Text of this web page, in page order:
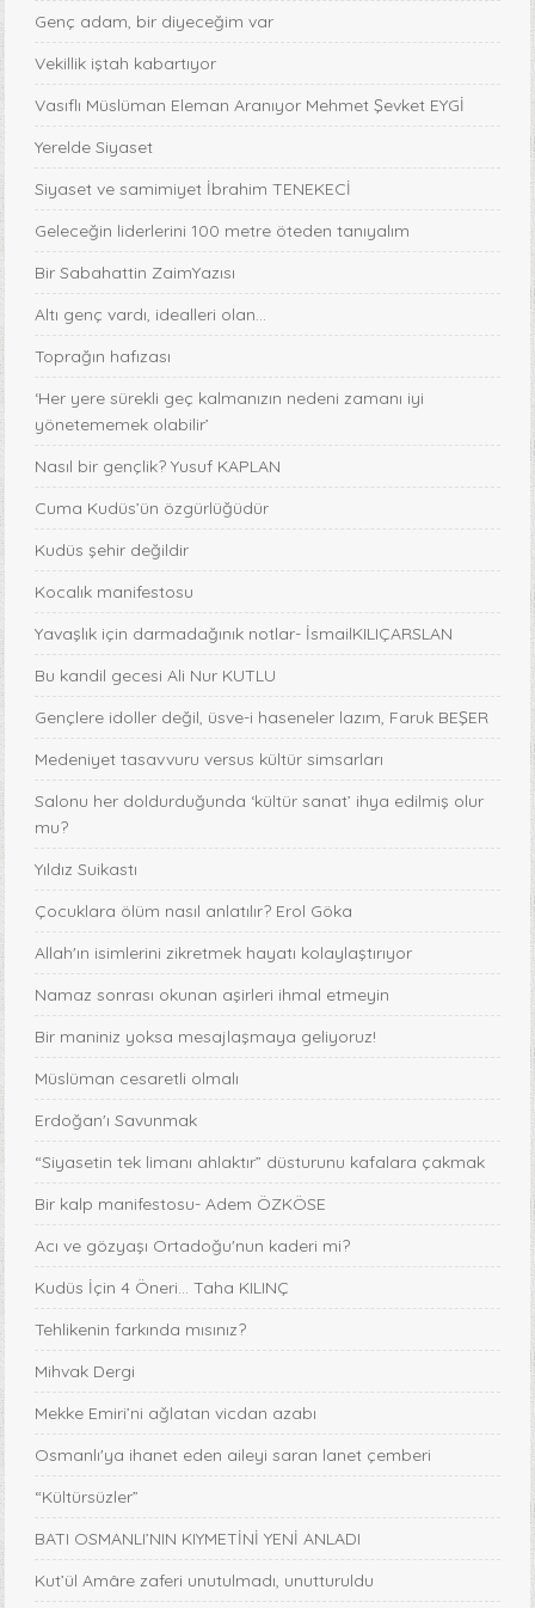
Genç adam, bir diyeceğim var
Vekillik iştah kabartıyor
Vasıflı Müslüman Eleman Aranıyor Mehmet Şevket EYGİ
Yerelde Siyaset
Siyaset ve samimiyet İbrahim TENEKECİ
Geleceğin liderlerini 100 metre öteden tanıyalım
Bir Sabahattin ZaimYazısı
Altı genç vardı, idealleri olan...
Toprağın hafızası
‘Her yere sürekli geç kalmanızın nedeni zamanı iyi
yönetememek olabilir’
Nasıl bir gençlik? Yusuf KAPLAN
Cuma Kudüs’ün özgürlüğüdür
Kudüs şehir değildir
Kocalık manifestosu
Yavaşlık için darmadağınık notlar- İsmailKILIÇARSLAN
Bu kandil gecesi Ali Nur KUTLU
Gençlere idoller değil, üsve-i haseneler lazım, Faruk BEŞER
Medeniyet tasavvuru versus kültür simsarları
Salonu her doldurduğunda ‘kültür sanat’ ihya edilmiş olur
mu?
Yıldız Suikastı
Çocuklara ölüm nasıl anlatılır? Erol Göka
Allah'ın isimlerini zikretmek hayatı kolaylaştırıyor
Namaz sonrası okunan aşirleri ihmal etmeyin
Bir maniniz yoksa mesajlaşmaya geliyoruz!
Müslüman cesaretli olmalı
Erdoğan'ı Savunmak
“Siyasetin tek limanı ahlaktır” düsturunu kafalara çakmak
Bir kalp manifestosu- Adem ÖZKÖSE
Acı ve gözyaşı Ortadoğu'nun kaderi mi?
Kudüs İçin 4 Öneri... Taha KILINÇ
Tehlikenin farkında mısınız?
Mihvak Dergi
Mekke Emiri’ni ağlatan vicdan azabı
Osmanlı'ya ihanet eden aileyi saran lanet çemberi
“Kültürsüzler”
BATI OSMANLI’NIN KIYMETİNİ YENİ ANLADI
Kut’ül Amâre zaferi unutulmadı, unutturuldu